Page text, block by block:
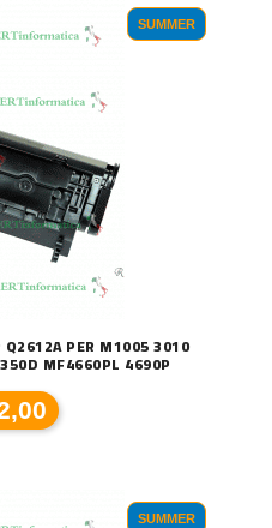
SUMMER
PER M1005 3010
MF4660PL 4690P
SUMMER